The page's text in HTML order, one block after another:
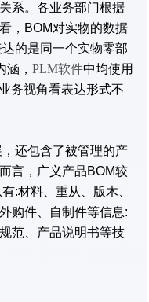
系。各业务部门根据
，BOM对实物的数据
的是同一个实物零部
涵， PLM软件中均使用
务视角看表达形式不
还包含了被管理的产
言，广义产品BOM较
:材料、重从、版木、
购件、自制件等信息:
范、产品说明书等技